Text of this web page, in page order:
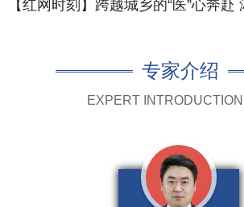
专家介绍
EXPERT